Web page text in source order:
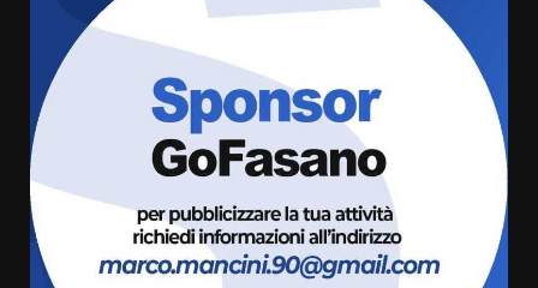
3
Savelletri in festa, domani sera
grande spettacolo con Uccio De
Santis
8 Agosto 2026 07:30
Politiche Giovanili e Mobilità
Sostenibile: premiati gli studenti
universitari del bando “La strada
giusta”
8 Agosto 2026 07:15